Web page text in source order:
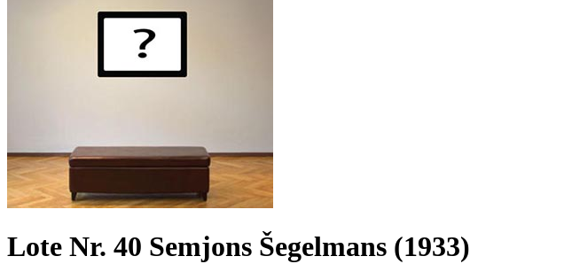
Lote Nr. 40 Semjons Šegelmans (1933)